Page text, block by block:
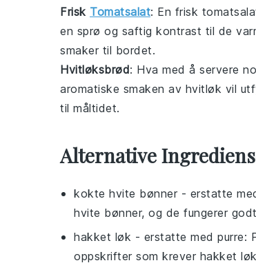
Frisk Tomatsalat: En frisk
en sprø og saftig kontrast til de
smaker til bordet.
Hvitløksbrød: Hva med å servere
aromatiske smaken av hvitløk vil
til måltidet.
Alternative
kokte hvite bønner - erstatte
hvite bønner, og de fungerer
hakket løk - erstatte med purre:
oppskrifter som krever hakket